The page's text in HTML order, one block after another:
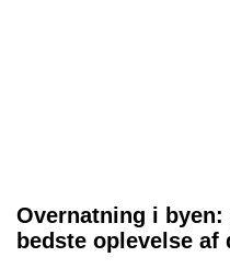
Overnatning i byen:
bedste oplevelse af